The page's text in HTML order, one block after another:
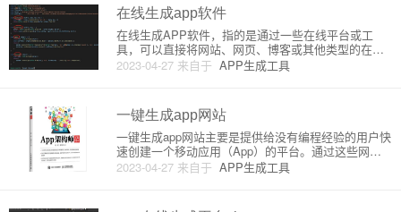
在线生成app软件
2023-04-27 来自于 APP生成工具
在线生成APP软件，指的是通过一些在线平台或工
具，可以直接将网站、网页、博客或其他类型的在线
内容转换成一个可以在移动设备上运行的APP应用。
这种方式对于那些没有编程背景或是没有足够的时间
力的。让我们来详细了解
一键生成app网站
2023-04-27 来自于 APP生成工具
一键生成app网站主要是提供给没有编程经验的用户快
速创建一个移动应用（App）的平台。通过这些网
站，用户可以简单地拖拽元件、上传自己的图片、视
频等内容，制作出个性化的App。这种原理大大降低
网创新创业中。在这篇